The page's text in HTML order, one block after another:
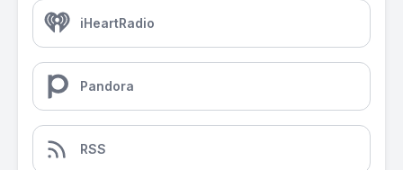
iHeartRadio
Pandora
RSS